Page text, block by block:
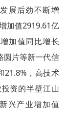
展后劲不断增
加值2919.61亿
加值同比增长
圆片等新一代信
21.8%，高技术
资的半壁江山
兴产业增加值